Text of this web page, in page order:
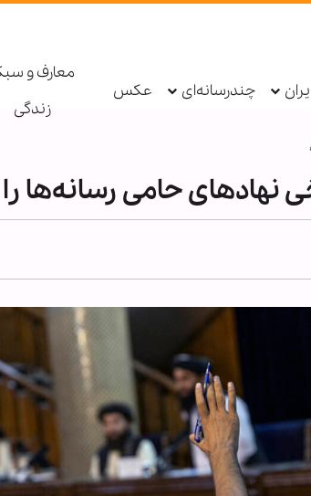
ایران چندرسانه‌ای عکس
معارف و
زندگی
نهادهای حامی رسانه‌ها را